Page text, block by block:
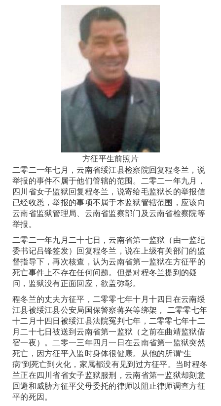
方征平生前照片
二零二一年七月，云南省绥江县检察院回复程冬兰，说
举报的事件不属于他们管辖的范围。二零二一年九月，
四川省女子监狱回复程冬兰，说寄给毛监狱长的举报信
已经收悉，举报的事项不属于本监狱管辖范围，应该向
云南省监狱管理局、云南省监察部门及云南省检察院等
举报。
二零二一年九月二十七日，云南省第一监狱（由一监纪
委书记吕锋签发）回复程冬兰，说在上级有关部门的监
督指导下，再次核查，认为云南省第一监狱在方征平的
死亡事件上不存在任何问题。但是对程冬兰提到的疑
问，监狱没有正面回应，欲盖弥彰。
程冬兰的丈夫方征平，二零零七年十月十四日在云南绥
江县被绥江县公安局国保警察蒋兴等绑架， 二零零七年
十二月十四日被绥江县法院冤判七年，二零零七年十二
月二十七日被送到云南省第一监狱（之前在曲靖监狱借
宿一夜）。二零一三年四月一日在云南省第一监狱突然
死亡，因方征平入监时身体很健康。从他的所谓“生
病”到死亡到火化，家属都没有见到过方征平。当时程冬
兰正在四川省省女子监狱服刑，云南省第一监狱却刻意
回避和威胁方征平父母委托的律师以阻止律师调查方征
平的死因。